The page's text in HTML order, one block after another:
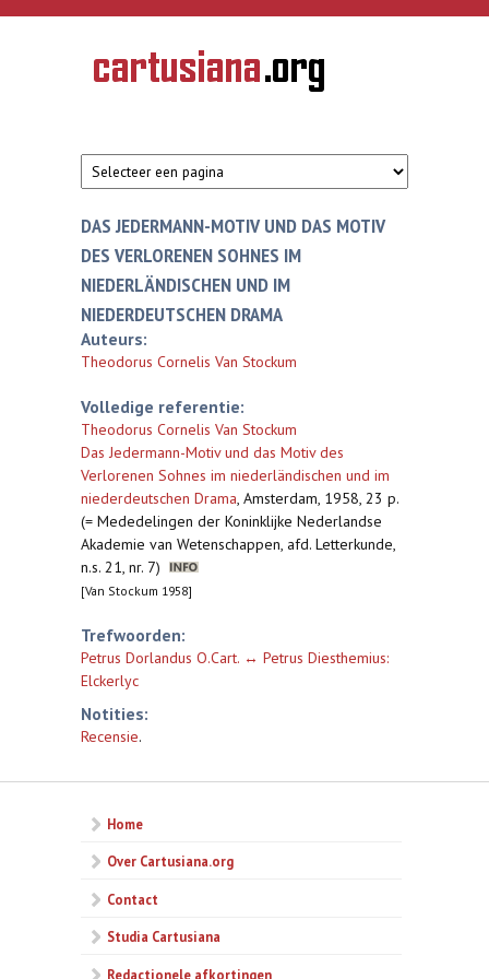
Overslaan en naar de inhoud gaan
CARTUSIANA
Geschiedenis
van de
DAS JEDERMANN-MOTIV UND DAS MOTIV
DES VERLORENEN SOHNES IM
NIEDERLÄNDISCHEN UND IM
NIEDERDEUTSCHEN DRAMA
Auteurs:
Theodorus Cornelis Van Stockum
Volledige referentie:
Theodorus Cornelis Van Stockum
Das Jedermann-Motiv und das Motiv des
Verlorenen Sohnes im niederländischen und im
niederdeutschen Drama, Amsterdam, 1958, 23 p.
(= Mededelingen der Koninklijke Nederlandse
Akademie van Wetenschappen, afd. Letterkunde,
n.s. 21, nr. 7)
[Van Stockum 1958]
Trefwoorden:
Petrus Dorlandus O.Cart. ↔ Petrus Diesthemius:
Elckerlyc
Notities:
Recensie.
Home
Over Cartusiana.org
Contact
Studia Cartusiana
Redactionele afkortingen